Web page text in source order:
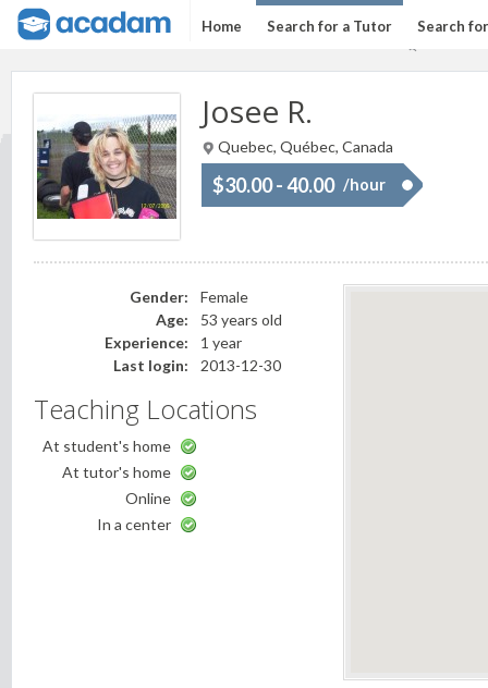
Home Search for a Tutor Search
Josee R.
Quebec, Québec, Canada
$30.00 - 40.00 /hour
Gender:
Female
Age:
53 years old
Experience:
1 year
Last login:
2013-12-30
Teaching Locations
At student's home
At tutor's home
Online
In a center